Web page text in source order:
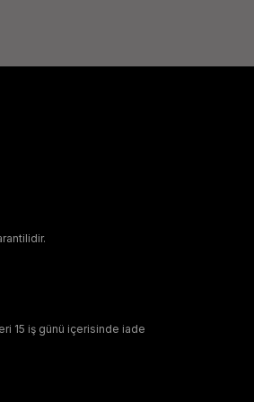
15 iş günü içerisinde iade